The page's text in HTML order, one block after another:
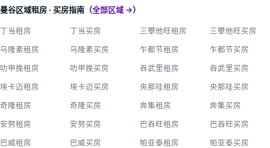
曼谷区域租房 · 买房指南（全部区域 →）
丁当租房 丁当买房 三攀他旺租房 三攀他旺买房
乌隆素租房 乌隆素买房 乍都节租房 乍都节买房
叻甲挽租房 叻甲挽买房 吞武里租房 吞武里买房
埃卡迈租房 埃卡迈买房 央那哇租房 央那哇买房
奇隆租房 奇隆买房 奔集租房 奔集买房
安努租房 安努买房 巴吞旺租房 巴吞旺买房
巴威租房 巴威买房 帕亚泰租房 帕亚泰买房